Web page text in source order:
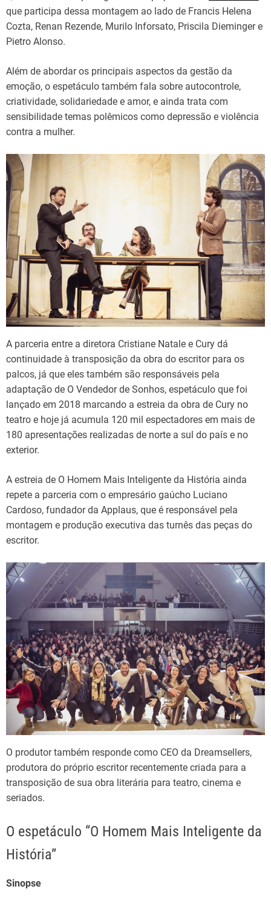
que participa dessa montagem ao lado de Francis Helena
Cozta, Renan Rezende, Murilo Inforsato, Priscila Dieminger e
Pietro Alonso.
Além de abordar os principais aspectos da gestão da
emoção, o espetáculo também fala sobre autocontrole,
criatividade, solidariedade e amor, e ainda trata com
sensibilidade temas polêmicos como depressão e violência
contra a mulher.
A parceria entre a diretora Cristiane Natale e Cury dá
continuidade à transposição da obra do escritor para os
palcos, já que eles também são responsáveis pela
adaptação de O Vendedor de Sonhos, espetáculo que foi
lançado em 2018 marcando a estreia da obra de Cury no
teatro e hoje já acumula 120 mil espectadores em mais de
180 apresentações realizadas de norte a sul do país e no
exterior.
A estreia de O Homem Mais Inteligente da História ainda
repete a parceria com o empresário gaúcho Luciano
Cardoso, fundador da Applaus, que é responsável pela
montagem e produção executiva das turnês das peças do
escritor.
O produtor também responde como CEO da Dreamsellers,
produtora do próprio escritor recentemente criada para a
transposição de sua obra literária para teatro, cinema e
seriados.
O espetáculo “O Homem Mais Inteligente da
História”
Sinopse